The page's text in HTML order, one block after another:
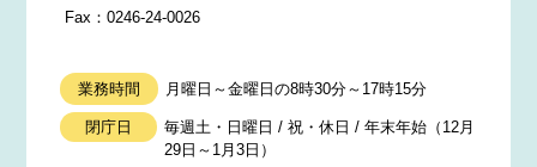
Fax：0246-24-0026
業務時間 月曜日～金曜日の8時30分～17時15分
閉庁日
毎週土・日曜日 / 祝・休日 / 年末年始（12月
29日～1月3日）